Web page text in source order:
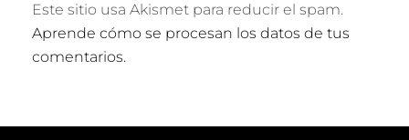
Este sitio usa Akismet para reducir el spam.
Aprende cómo se procesan los datos de tus
comentarios.